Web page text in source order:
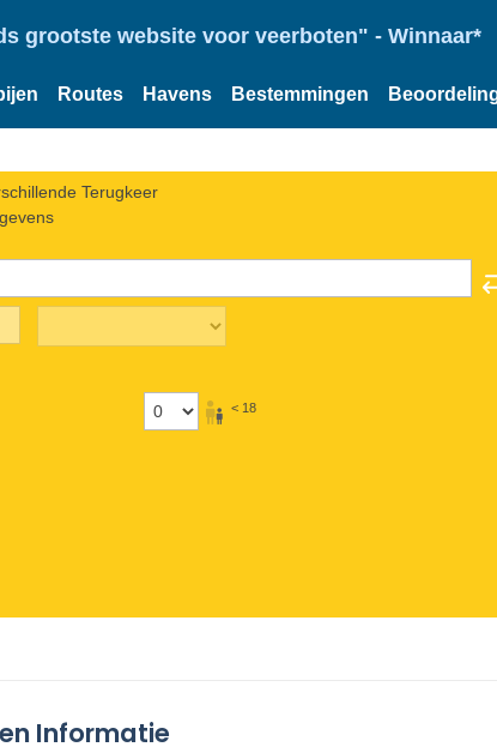
grootste website voor veerboten" - Winnaar*
Routes Havens Bestemmingen
Terugkeer
< 18
Informatie